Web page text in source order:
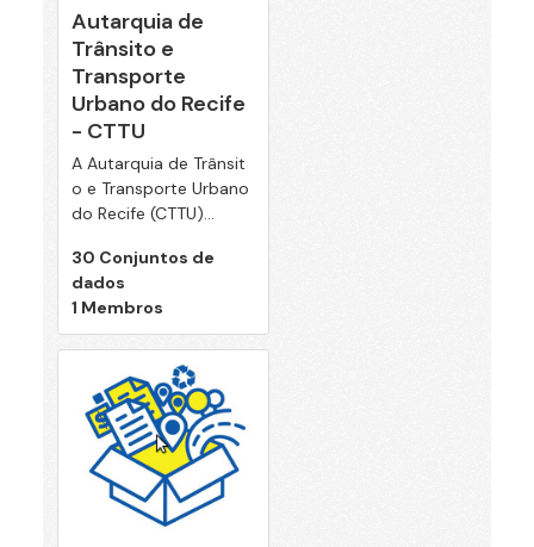
Autarquia de
Trânsito e
Transporte
Urbano do Recife
- CTTU
A Autarquia de Trânsit
o e Transporte Urbano
do Recife (CTTU)...
30 Conjuntos de
dados
1 Membros